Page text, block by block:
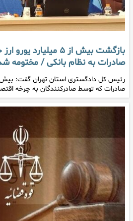
بازگشت بیش از ۵ میلیارد
صادرات به نظام بانکی /
صادرات که توسط صادرکنندگان به چرخه